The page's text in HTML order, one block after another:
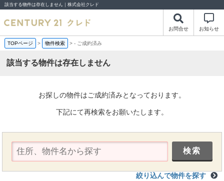
該当する物件は存在しません｜株式会社クレド
お問合せ お知らせ
TOPページ > 物件検索 >- ご成約済み
該当する物件は存在しません
お探しの物件はご成約済みとなっております。
下記にて再検索をお願いたします。
絞り込んで物件を探す